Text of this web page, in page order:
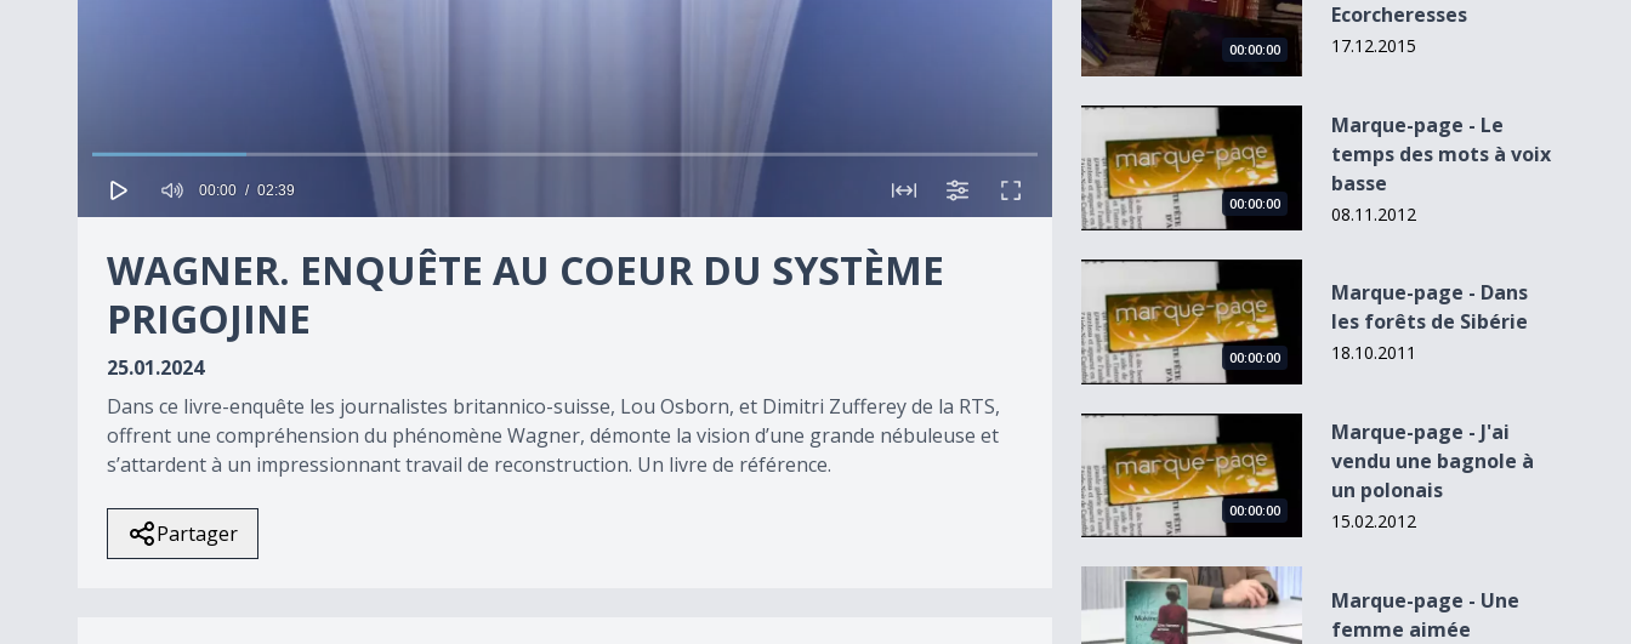
secondsVolume
00:00 02:39
WAGNER. ENQUÊTE AU COEUR DU SYSTÈME
PRIGOJINE
25.01.2024
Dans ce livre-enquête les journalistes britannico-suisse, Lou Osborn, et Dimitri Zufferey de la RTS,
offrent une compréhension du phénomène Wagner, démonte la vision d’une grande nébuleuse et
s’attardent à un impressionnant travail de reconstruction. Un livre de référence.
Partager
00:00:00
Ecorcheresses
17.12.2015
Marque-page - Le temps des mots à voix basse
00:00:00
Marque-page - Le
temps des mots à voix
basse
08.11.2012
Marque-page - Dans les forêts de Sibérie
00:00:00
Marque-page - Dans
les forêts de Sibérie
18.10.2011
Marque-page - J&#039;ai vendu une bagnole à un polonais
00:00:00
Marque-page - J'ai
vendu une bagnole à
un polonais
15.02.2012
Marque-page - Une femme aimée
Marque-page - Une
femme aimée